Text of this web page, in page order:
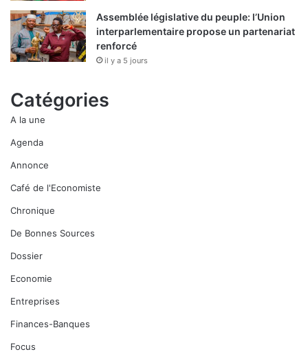
Assemblée législative du peuple: l’Union
interparlementaire propose un partenariat
renforcé
il y a 5 jours
Catégories
A la une
Agenda
Annonce
Café de l'Economiste
Chronique
De Bonnes Sources
Dossier
Economie
Entreprises
Finances-Banques
Focus